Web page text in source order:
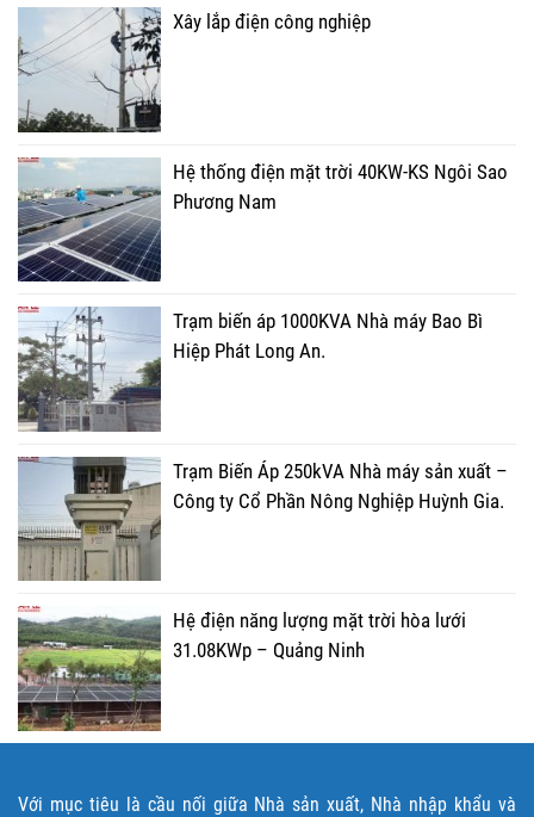
Xây lắp điện công nghiệp
Hệ thống điện mặt trời 40KW-KS Ngôi Sao
Phương Nam
Trạm biến áp 1000KVA Nhà máy Bao Bì
Hiệp Phát Long An.
Trạm Biến Áp 250kVA Nhà máy sản xuất –
Công ty Cổ Phần Nông Nghiệp Huỳnh Gia.
Hệ điện năng lượng mặt trời hòa lưới
31.08KWp – Quảng Ninh
Với mục tiêu là cầu nối giữa Nhà sản xuất, Nhà nhập khẩu và